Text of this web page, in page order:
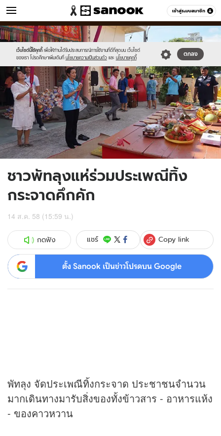
เข้าสู่ระบบสมาชิก
ข่าว หมวดอื่นๆ
เว็บไซต์นี้ใช้คุกกี้ เพื่อให้ท่านได้รับประสบการณ์การใช้งานที่ดีที่สุดบน เว็บไซต์
ของเรา โปรดศึกษาเพิ่มเติมที่ นโยบายความเป็นส่วนตัว และ นโยบายคุกกี้
ตกลง
Sanook
//s.isanook.com/sr/0/images/logo-
new-
sanook.png
600
60
//s.isanook.com/ns/0/ud/369/1847518/638987-
01.jpg
ชาวพัทลุงแห่ร่วมประเพณีทิ้ง
กระจาดคึกคัก
14 ส.ค. 58 (15:59 น.)
กดฟัง แชร์ Copy link
ตั้ง Sanook เป็นข่าวโปรดบน Google
พัทลุง จัดประเพณีทิ้งกระจาด ประชาชนจำนวน
มากเดินทางมารับสิ่งของทั้งข้าวสาร - อาหารแห้ง
- ของคาวหวาน